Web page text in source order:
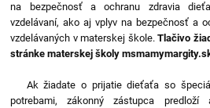
na bezpečnosť a ochranu zdravia
vzdelávaní, ako aj vplyv na bezpečnosť a
vzdelávaných v materskej škole.Tlačivo
stránke materskej školy
Ak žiadate o prijatie dieťaťa so
potrebami, zákonný zástupca predloží